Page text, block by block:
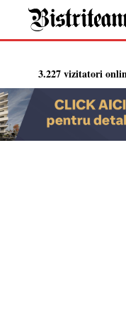
3.227 vizitatori